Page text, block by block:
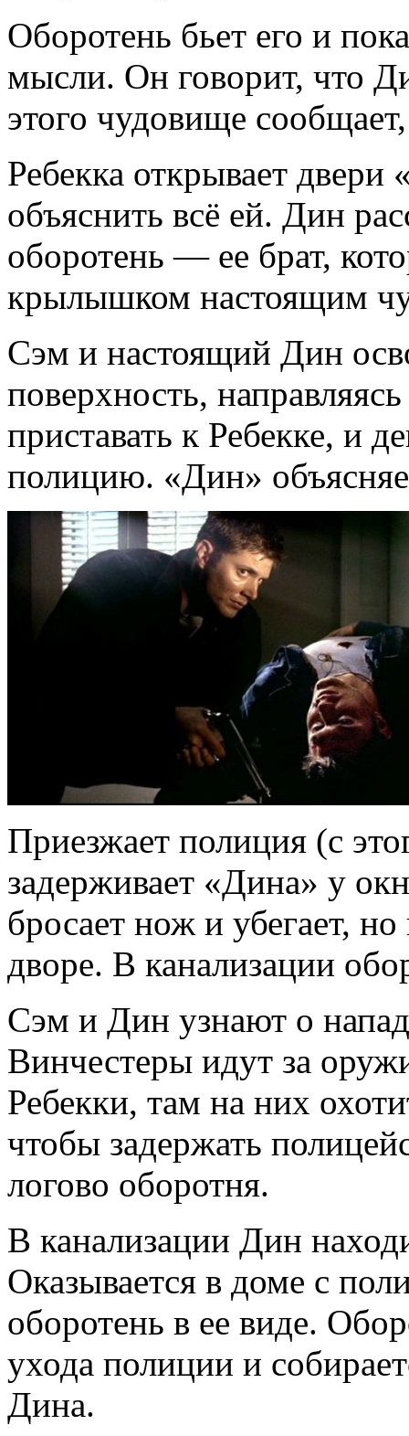
Оборотень бьет его и
мысли. Он говорит, что
этого чудовище
Ребекка открывает
объяснить всё ей. Дин
оборотень — ее брат,
крылышком настоящим
Сэм и настоящий Дин
поверхность,
приставать к Ребекке, и
полицию. «Дин»
Приезжает полиция (с
задерживает «Дина» у
бросает нож и убегает,
дворе. В канализации
Сэм и Дин узнают о
Винчестеры идут за
Ребекки, там на них
чтобы задержать
логово оборотня.
В канализации Дин
Оказывается в доме с
оборотень в ее виде.
ухода полиции и
Дина.